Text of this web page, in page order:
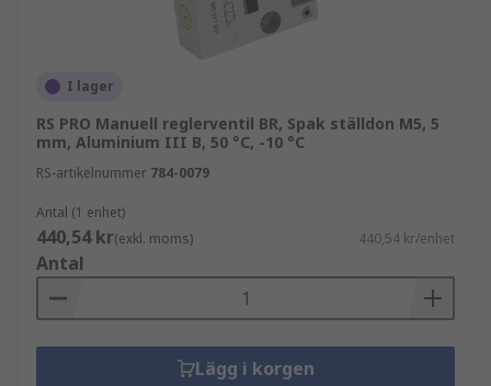
I lager
RS PRO Manuell reglerventil BR, Spak ställdon M5, 5
mm, Aluminium III B, 50 °C, -10 °C
RS-artikelnummer 784-0079
Antal (1 enhet)
440,54 kr(exkl. moms) 440,54 kr/enhet
Antal
Lägg i korgen